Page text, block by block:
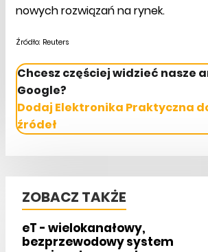
nowych rozwiązań na rynek.
Źródło: Reuters
Chcesz częściej widzieć nasze
Google?
Dodaj Elektronika Praktyczna
źródeł
ZOBACZ TAKŻE
eT - wielokanałowy,
bezprzewodowy system